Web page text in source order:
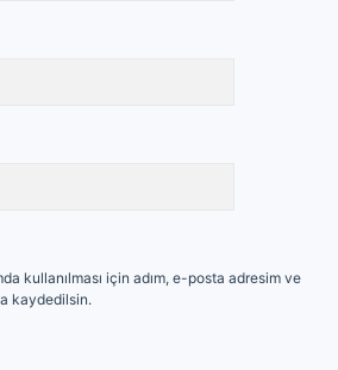
kullanılması için adım, e-posta adresim ve
kaydedilsin.